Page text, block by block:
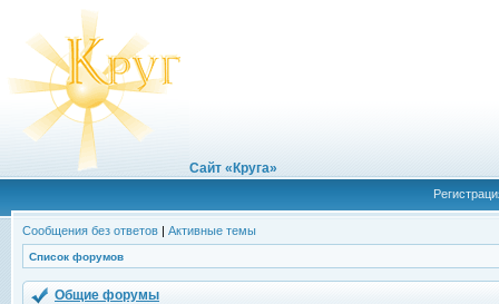
Сайт «Круга»
Сообщения без ответов | Активные темы
Список форумов
Общие форумы